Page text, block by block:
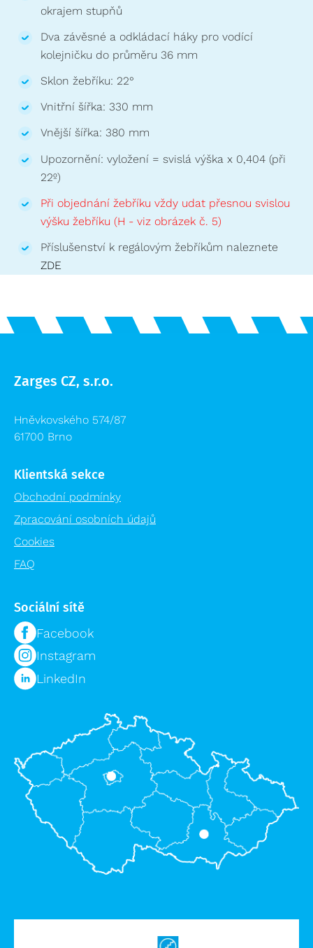
okrajem stupňů
Dva závěsné a odkládací háky pro vodící
kolejničku do průměru 36 mm
Sklon žebříku: 22°
Vnitřní šířka: 330 mm
Vnější šířka: 380 mm
Upozornění: vyložení = svislá výška x 0,404 (při
22º)
Při objednání žebříku vždy udat přesnou svislou
výšku žebříku (H - viz obrázek č. 5)
Příslušenství k regálovým žebříkům naleznete
ZDE
Zarges CZ, s.r.o.
Hněvkovského 574/87
61700 Brno
Klientská sekce
Obchodní podmínky
Zpracování osobních údajů
Cookies
FAQ
Sociální sítě
Facebook
Instagram
LinkedIn